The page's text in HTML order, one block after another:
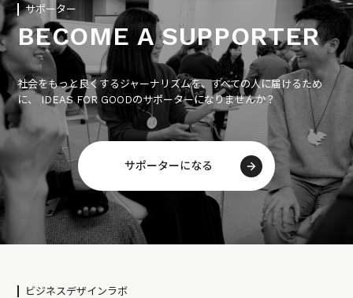
サポーター
BECOME A SUPPORTER
社会をもっと良くするジャーナリズムを、すべての人に届けるため
に、 IDEAS FOR GOODのサポーターになりませんか？
サポーターになる
ビジネスデザインラボ